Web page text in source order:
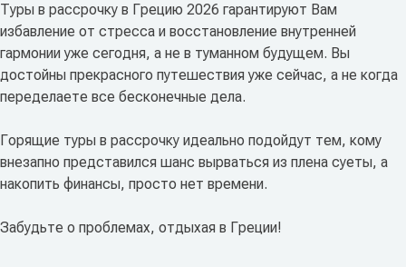
Туры в рассрочку в Грецию 2026 гарантируют Вам
избавление от стресса и восстановление внутренней
гармонии уже сегодня, а не в туманном будущем. Вы
достойны прекрасного путешествия уже сейчас, а не когда
переделаете все бесконечные дела.
Горящие туры в рассрочку идеально подойдут тем, кому
внезапно представился шанс вырваться из плена суеты, а
накопить финансы, просто нет времени.
Забудьте о проблемах, отдыхая в Греции!